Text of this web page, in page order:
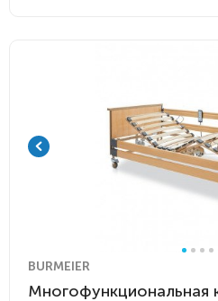
BURMEIER
Многофункциональная